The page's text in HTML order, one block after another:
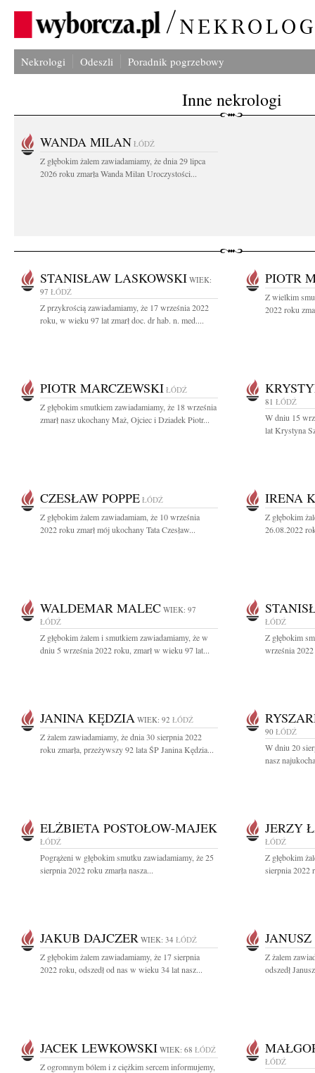
Nekrologi Odeszli Poradnik pogrzebowy
Inne nekrologi
WANDA MILAN ŁÓDŹ
Z głębokim żalem zawiadamiamy, że dnia 29 lipca
2026 roku zmarła Wanda Milan Uroczystości...
STANISŁAW LASKOWSKI WIEK:
97 ŁÓDŹ
Z przykrością zawiadamiamy, że 17 września 2022
roku, w wieku 97 lat zmarł doc. dr hab. n. med....
PIOTR
Z wielkim
2022 roku
PIOTR MARCZEWSKI ŁÓDŹ
Z głębokim smutkiem zawiadamiamy, że 18 września
zmarł nasz ukochany Maż, Ojciec i Dziadek Piotr...
81 ŁÓDŹ
W dniu 15
lat Krystyna
CZESŁAW POPPE ŁÓDŹ
Z głębokim żalem zawiadamiam, że 10 września
2022 roku zmarł mój ukochany Tata Czesław...
IRENA
Z głębokim
26.08.2022
WALDEMAR MALEC WIEK: 97
ŁÓDŹ
Z głębokim żalem i smutkiem zawiadamiamy, że w
dniu 5 września 2022 roku, zmarł w wieku 97 lat...
ŁÓDŹ
Z głębokim
września
JANINA KĘDZIA WIEK: 92 ŁÓDŹ
Z żalem zawiadamiamy, że dnia 30 sierpnia 2022
roku zmarła, przeżywszy 92 lata ŚP Janina Kędzia...
90 ŁÓDŹ
W dniu 20
nasz
ELŻBIETA POSTOŁOW-MAJEK
ŁÓDŹ
Pogrążeni w głębokim smutku zawiadamiamy, że 25
sierpnia 2022 roku zmarła nasza...
JERZY
ŁÓDŹ
Z głębokim
sierpnia 2022
JAKUB DAJCZER WIEK: 34 ŁÓDŹ
Z głębokim żalem zawiadamiamy, że 17 sierpnia
2022 roku, odszedł od nas w wieku 34 lat nasz...
Z żalem
odszedł
JACEK LEWKOWSKI WIEK: 68 ŁÓDŹ
Z ogromnym bólem i z ciężkim sercem informujemy,
ŁÓDŹ